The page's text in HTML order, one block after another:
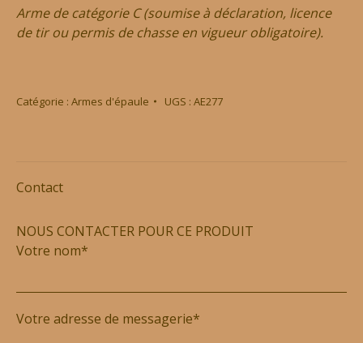
Arme de catégorie C (soumise à déclaration, licence
de tir ou permis de chasse en vigueur obligatoire).
Catégorie : Armes d'épaule UGS : AE277
Contact
NOUS CONTACTER POUR CE PRODUIT
Votre nom*
Votre adresse de messagerie*